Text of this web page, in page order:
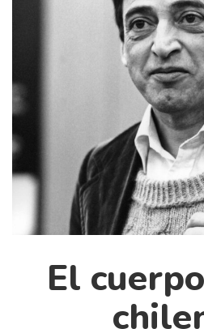
Cómics
Críticas
Cultura
Diccionario portátil de la
Documentos
Fragmentos
Historia
Historia material de los libros
El